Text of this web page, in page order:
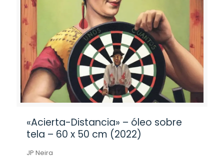
«Acierta-Distancia» – óleo sobre
tela – 60 x 50 cm (2022)
JP Neira